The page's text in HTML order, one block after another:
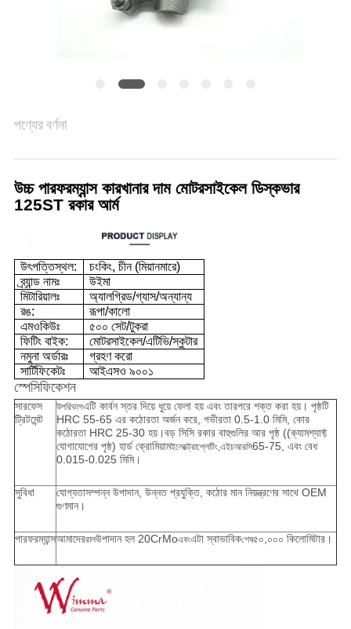
পণ্যের বর্ণনা
উচ্চ পারফরম্যান্স কারখানার দাম মোটরসাইকেল ডিস্কভার
125ST রকার আর্ম
উৎপত্তিস্থল:
চংকিং, চীন (মিয়ানমারে)
ব্র্যান্ড নামঃ
উইমা
মিটারিয়ালঃ
অ্যালগ্রিড/গ্যাস/অন্যান্য
রঙ:
রূপা/কালো
এমওকিউঃ
৫০০ সেট/টুকরা
ফিটিং বাইক:
মোটরসাইকেল/এটিভি/স্কুটার
নমুনা অর্ডারঃ
গ্রহণ করো
সার্টিফিকেটঃ
আইএসও ৯০০১
স্পেসিফিকেশন
সারফেস
ট্রিটমেন্ট
উপরিভাগএটি কার্বন স্তর দিয়ে ধুয়ে ফেলা হয় এবং তারপরে শক্ত করা হয়। পৃষ্ঠটি
HRC 55-65 এর কঠোরতা অর্জন করে, গভীরতা 0.5-1.0 মিমি, কোর
কঠোরতা HRC 25-30 হয়।বড় সিসি রকার বাহুগুলির আর পৃষ্ঠ ((ক্যামশ্যাফ্ট
যোগাযোগের পৃষ্ঠ) হার্ড ক্রোমিয়ামইলেক্ট্রোপ্লেটিং,এইচআরসি65-75, এবং বেধ
0.015-0.025 মিমি।
সুবিধা
যোগ্যতাসম্পন্ন উপাদান, উন্নত প্রযুক্তি, কঠোর মান নিয়ন্ত্রণের সাথে OEM
গুণমান।
পারফরম্যান্সআমাদেররালউপাদান হল 20CrMoএবংএটা স্বাভাবিকশেষ৫০,০০০ কিলোমিটার।